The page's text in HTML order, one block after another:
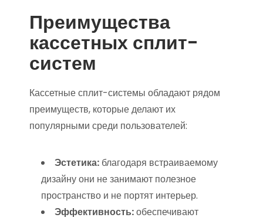
Преимущества
кассетных сплит-
систем
Кассетные сплит-системы обладают рядом
преимуществ, которые делают их
популярными среди пользователей:
Эстетика: благодаря встраиваемому
дизайну они не занимают полезное
пространство и не портят интерьер.
Эффективность:обеспечивают